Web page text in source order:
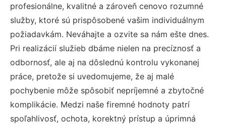
profesionálne, kvalitné a zároveň cenovo rozumné
služby, ktoré sú prispôsobené vašim individuálnym
požiadavkám. Neváhajte a ozvite sa nám ešte dnes.
Pri realizácií služieb dbáme nielen na precíznosť a
odbornosť, ale aj na dôslednú kontrolu vykonanej
práce, pretože si uvedomujeme, že aj malé
pochybenie môže spôsobiť nepríjemné a zbytočné
komplikácie. Medzi naše firemné hodnoty patrí
spoľahlivosť, ochota, korektný prístup a úprimná